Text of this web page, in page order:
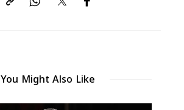
You Might Also Like